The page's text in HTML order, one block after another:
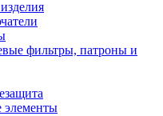
фильтры, патроны и
элементы